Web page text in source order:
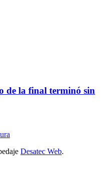
de la final terminó sin
Desatec Web.